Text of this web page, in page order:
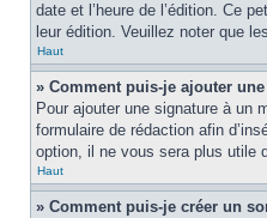
date et l’heure de l’édition. Ce
leur édition. Veuillez noter que
Haut
» Comment puis-je ajouter
Pour ajouter une signature à un
formulaire de rédaction afin
option, il ne vous sera plus utile
Haut
» Comment puis-je créer un